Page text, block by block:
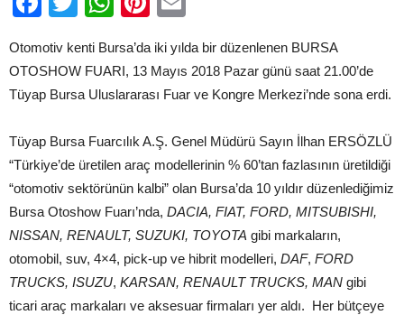
Otomotiv kenti Bursa’da iki yılda bir düzenlenen BURSA
OTOSHOW FUARI, 13 Mayıs 2018 Pazar günü saat 21.00’de
Tüyap Bursa Uluslararası Fuar ve Kongre Merkezi’nde sona erdi.
Tüyap Bursa Fuarcılık A.Ş. Genel Müdürü Sayın İlhan ERSÖZLÜ
“Türkiye’de üretilen araç modellerinin % 60’tan fazlasının üretildiği
“otomotiv sektörünün kalbi” olan Bursa’da 10 yıldır düzenlediğimiz
Bursa Otoshow Fuarı’nda, DACIA, FIAT, FORD, MITSUBISHI,
NISSAN, RENAULT, SUZUKI, TOYOTA gibi markaların,
otomobil, suv, 4×4, pick-up ve hibrit modelleri, DAF, FORD
TRUCKS, ISUZU, KARSAN, RENAULT TRUCKS, MAN gibi
ticari araç markaları ve aksesuar firmaları yer aldı. Her bütçeye